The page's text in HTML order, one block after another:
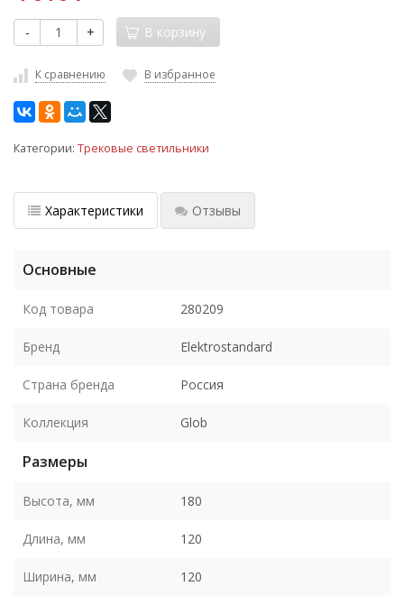
- + В корзину
К сравнению В избранное
Категории: Трековые светильники
Характеристики Отзывы
Основные
Код товара 280209
Бренд Elektrostandard
Страна бренда Россия
Коллекция Glob
Размеры
Высота, мм 180
Длина, мм 120
Ширина, мм 120